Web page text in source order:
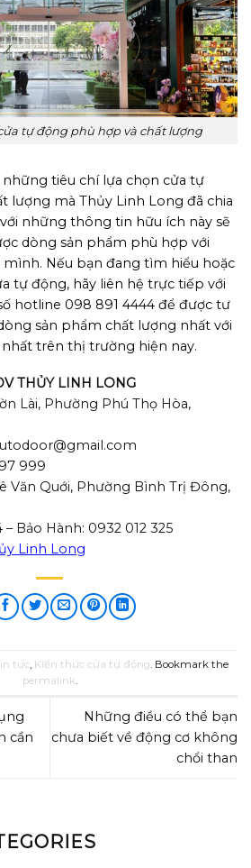
tự động phù hợp và chất lượng
tiêu chí lựa chọn cửa tự
lượng mà Thủy Linh Long đã chia
những thông tin hữu ích này sẽ
dòng sản phẩm phù hợp với
Nếu bạn đang tìm hiểu hoặc
tự động, hãy liên hệ trực tiếp với
hotline 098 891 4444 để được tư
sản phẩm chất lượng nhất với
trên thị trường hiện nay.
THỦY LINH LONG
Lài, Phường Phú Thọ Hòa,
999
Văn Quới, Phường Bình Trị Đông,
Bảo Hành: 0932 012 325
Linh Long
tức Kiến thức cửa tự động . Bookmark the
permalink
cần
Những điều có thể bạn
chưa biết về động cơ không
chổi than